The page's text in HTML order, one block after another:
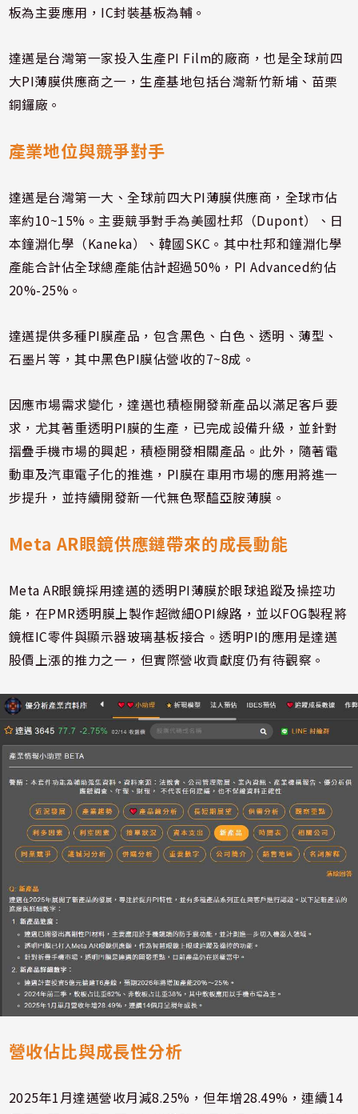
板為主要應用，IC封裝基板為輔。
達邁是台灣第一家投入生產PI Film的廠商，也是全球前四
大PI薄膜供應商之一，生產基地包括台灣新竹新埔、苗栗
銅鑼廠。
產業地位與競爭對手
達邁是台灣第一大、全球前四大PI薄膜供應商，全球市佔
率約10~15%。主要競爭對手為美國杜邦（Dupont）、日
本鐘淵化學（Kaneka）、韓國SKC。其中杜邦和鐘淵化學
產能合計佔全球總產能估計超過50%，PI Advanced約佔
20%-25%。
達邁提供多種PI膜產品，包含黑色、白色、透明、薄型、
石墨片等，其中黑色PI膜佔營收的7~8成。
因應市場需求變化，達邁也積極開發新產品以滿足客戶要
求，尤其著重透明PI膜的生產，已完成設備升級，並針對
摺疊手機市場的興起，積極開發相關產品。此外，隨著電
動車及汽車電子化的推進，PI膜在車用市場的應用將進一
步提升，並持續開發新一代無色聚醯亞胺薄膜。
Meta AR眼鏡供應鏈帶來的成長動能
Meta AR眼鏡採用達邁的透明PI薄膜於眼球追蹤及操控功
能，在PMR透明膜上製作超微細OPI線路，並以FOG製程將
鏡框IC零件與顯示器玻璃基板接合。透明PI的應用是達邁
股價上漲的推力之一，但實際營收貢獻度仍有待觀察。
營收佔比與成長性分析
2025年1月達邁營收月減8.25%，但年增28.49%，連續14